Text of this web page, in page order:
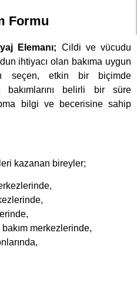
Formu
Elemanı; Cildi ve vücudu
ihtiyacı olan bakıma uygun
seçen, etkin bir biçimde
belirli bir süre
bilgi ve becerisine sahip
kazanan bireyler;
merkezlerinde,